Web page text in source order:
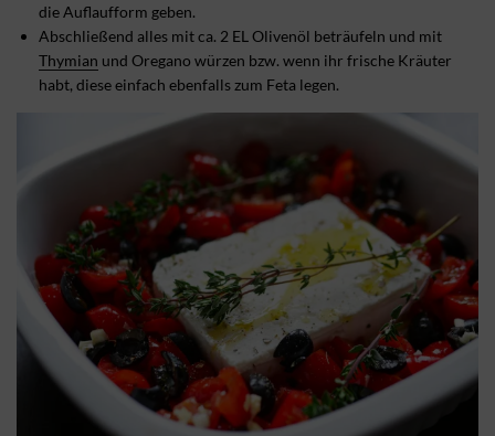
die Auflaufform geben.
Abschließend alles mit ca. 2 EL Olivenöl beträufeln und mit
Thymian und Oregano würzen bzw. wenn ihr frische Kräuter
habt, diese einfach ebenfalls zum Feta legen.